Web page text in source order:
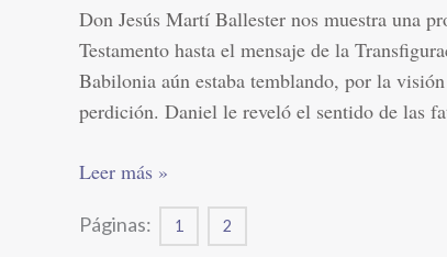
Don Jesús Martí Ballester nos muestra una
Testamento hasta el mensaje de la
Babilonia aún estaba temblando, por la
perdición. Daniel le reveló el sentido de las
Homilia
para
la
Transfiguración
Leer más »
Páginas: 1 2